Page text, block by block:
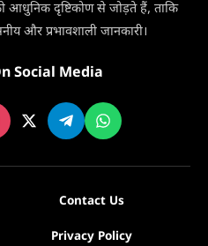
आधुनिक दृष्टिकोण से जोड़ते हैं, ताकि
और प्रभावशाली जानकारी।
Social Media
Contact Us
Privacy Policy